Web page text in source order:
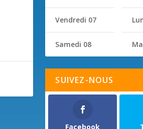
Vendredi 07
Samedi 08
SUIVEZ-NOUS
Facebook